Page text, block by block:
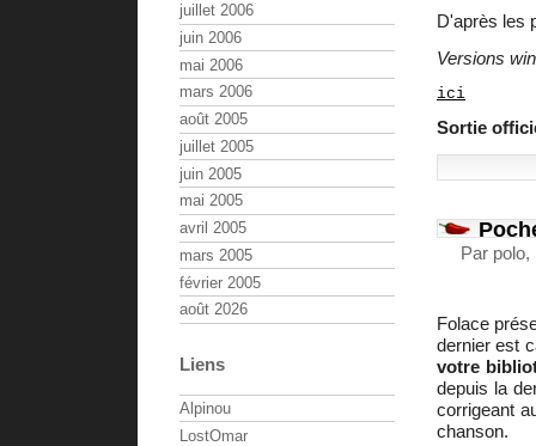
D'après les
Versions
ici
Sortie
Par
Folace
dernier est
votre
depuis la
corrigeant
chanson.
juillet 2006
juin 2006
mai 2006
mars 2006
août 2005
juillet 2005
juin 2005
mai 2005
avril 2005
mars 2005
février 2005
août 2026
Liens
Alpinou
LostOmar